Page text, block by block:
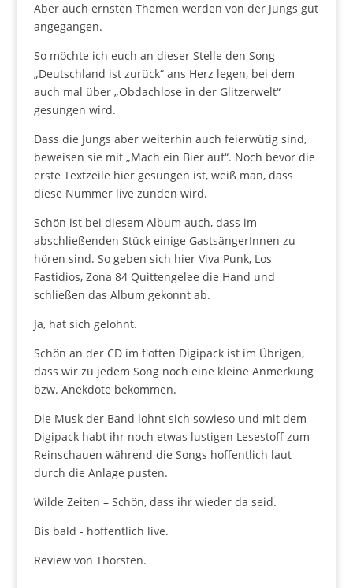
Aber auch ernsten Themen werden von der Jungs gut
angegangen.
So möchte ich euch an dieser Stelle den Song
„Deutschland ist zurück“ ans Herz legen, bei dem
auch mal über „Obdachlose in der Glitzerwelt“
gesungen wird.
Dass die Jungs aber weiterhin auch feierwütig sind,
beweisen sie mit „Mach ein Bier auf“. Noch bevor die
erste Textzeile hier gesungen ist, weiß man, dass
diese Nummer live zünden wird.
Schön ist bei diesem Album auch, dass im
abschließenden Stück einige GastsängerInnen zu
hören sind. So geben sich hier Viva Punk, Los
Fastidios, Zona 84 Quittengelee die Hand und
schließen das Album gekonnt ab.
Ja, hat sich gelohnt.
Schön an der CD im flotten Digipack ist im Übrigen,
dass wir zu jedem Song noch eine kleine Anmerkung
bzw. Anekdote bekommen.
Die Musk der Band lohnt sich sowieso und mit dem
Digipack habt ihr noch etwas lustigen Lesestoff zum
Reinschauen während die Songs hoffentlich laut
durch die Anlage pusten.
Wilde Zeiten – Schön, dass ihr wieder da seid.
Bis bald - hoffentlich live.
Review von Thorsten.